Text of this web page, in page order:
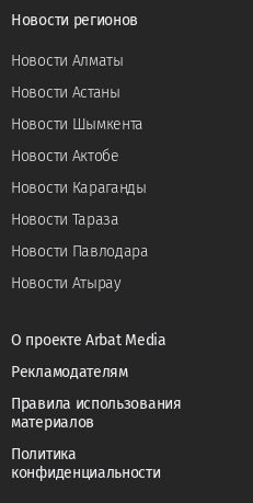
Новости регионов
Новости Алматы
Новости Астаны
Новости Шымкента
Новости Актобе
Новости Караганды
Новости Тараза
Новости Павлодара
Новости Атырау
О проекте Arbat Media
Рекламодателям
Правила использования
материалов
Политика
конфиденциальности